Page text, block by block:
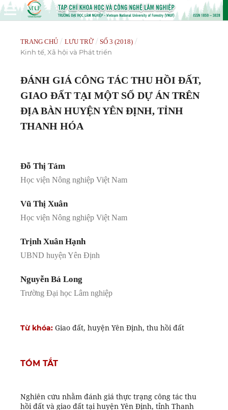
TRANG CHỦ / LƯU TRỮ / SỐ 3 (2018) /
Kinh tế, Xã hội và Phát triển
ĐÁNH GIÁ CÔNG TÁC THU HỒI ĐẤT,
GIAO ĐẤT TẠI MỘT SỐ DỰ ÁN TRÊN
ĐỊA BÀN HUYỆN YÊN ĐỊNH, TỈNH
THANH HÓA
Đỗ Thị Tám
Học viện Nông nghiệp Việt Nam
Vũ Thị Xuân
Học viện Nông nghiệp Việt Nam
Trịnh Xuân Hạnh
UBND huyện Yên Định
Nguyễn Bá Long
Trường Đại học Lâm nghiệp
Từ khóa: Giao đất, huyện Yên Định, thu hồi đất
TÓM TẮT
Nghiên cứu nhằm đánh giá thực trạng công tác thu
hồi đất và giao đất tại huyện Yên Định, tỉnh Thanh